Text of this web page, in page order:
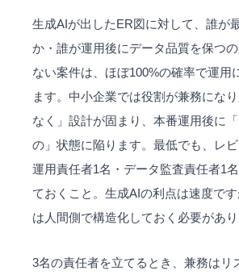
生成AIが出したER図に対して、誰が
か・誰が運用後にデータ品質を保つ
ない案件は、ほぼ100%の確率で運用
ます。中小企業では役割が兼務にな
なく」設計が固まり、本番運用後に
の」状態に陥ります。最低でも、レビ
運用責任者1名・データ監査責任者1
ておくこと。生成AIの利点は速度で
は人間側で構造化しておく必要があり
3名の責任者を立てるとき、兼務はリ